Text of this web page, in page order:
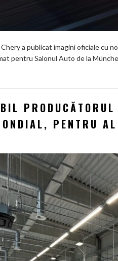
a publicat imagini oficiale cu
pentru Salonul Auto de la
PENTRU AL